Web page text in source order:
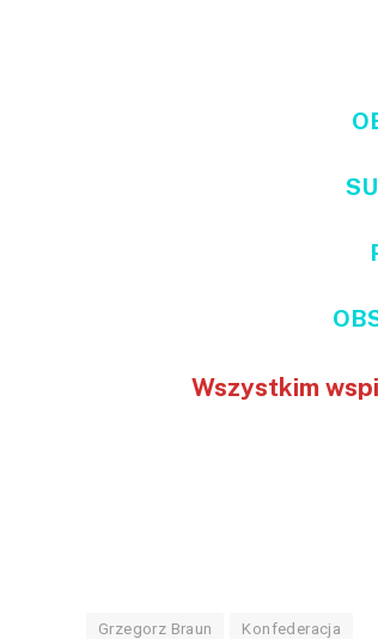
Wszystkim
Grzegorz Braun Konfederacja